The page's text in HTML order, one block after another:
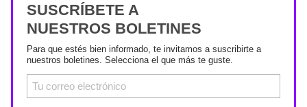
SUSCRÍBETE A
NUESTROS BOLETINES
Para que estés bien informado, te invitamos a suscribirte a
nuestros boletines. Selecciona el que más te guste.